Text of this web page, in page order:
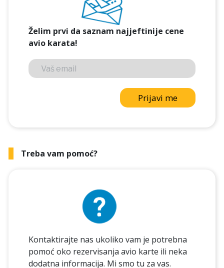
Želim prvi da saznam najjeftinije cene
avio karata!
Prijavi me
Treba vam pomoć?
Kontaktirajte nas ukoliko vam je potrebna
pomoć oko rezervisanja avio karte ili neka
dodatna informacija. Mi smo tu za vas.